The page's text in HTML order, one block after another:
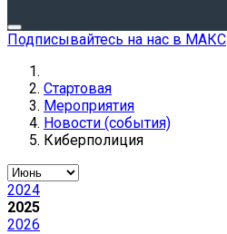
Подписывайтесь на нас в МАКС
Стартовая
Мероприятия
Новости (события)
Киберполиция
2024
2025
2026